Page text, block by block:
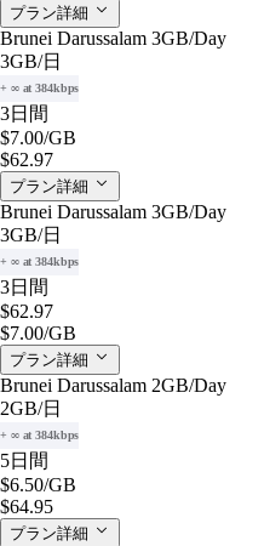
プラン詳細
Brunei Darussalam 3GB/Day
3GB/日
+ ∞ at 384kbps
3日間
$7.00/GB
$62.97
プラン詳細
Brunei Darussalam 3GB/Day
3GB/日
+ ∞ at 384kbps
3日間
$62.97
$7.00/GB
プラン詳細
Brunei Darussalam 2GB/Day
2GB/日
+ ∞ at 384kbps
5日間
$6.50/GB
$64.95
プラン詳細